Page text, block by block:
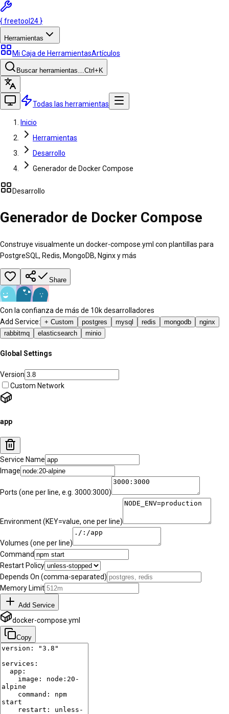
{freetool 24 }
Herramientas
Mi Caja de HerramientasArtículos
Buscar herramientas…Ctrl +K
Todas las herramientas
Inicio
Herramientas
Desarrollo
Generador de Docker Compose
Desarrollo
Generador de Docker Compose
Construye visualmente un docker-compose.yml con plantillas para
PostgreSQL, Redis, MongoDB, Nginx y más
Share
Con la confianza de más de 10k desarrolladores
Add Service: + Custom postgres mysql redis mongodb
nginx
rabbitmq
elasticsearch minio
Global Settings
Version
Custom Network
app
Service Name
Image
Ports (one per line, e.g. 3000:3000)
Environment (KEY=value, one per line)
Volumes (one per line)
Command
Restart Policy
Depends On (comma-separated)
Memory Limit
Add Service
docker-compose.yml
Copy